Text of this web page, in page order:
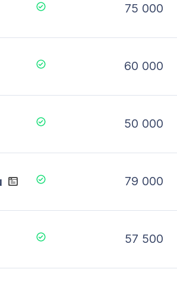
75 000
60 000
50 000
79 000
57 500